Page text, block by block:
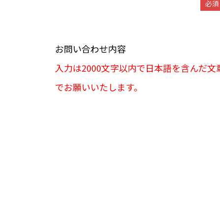
お問い合わせ内容
必須
入力は2000文字以内で日本語を含んだ文
でお願いいたします。